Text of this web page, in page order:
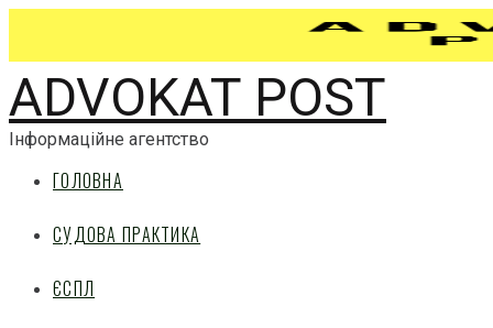
ADVOKAT POST
Інформаційне агентство
ГОЛОВНА
СУДОВА ПРАКТИКА
ЄСПЛ